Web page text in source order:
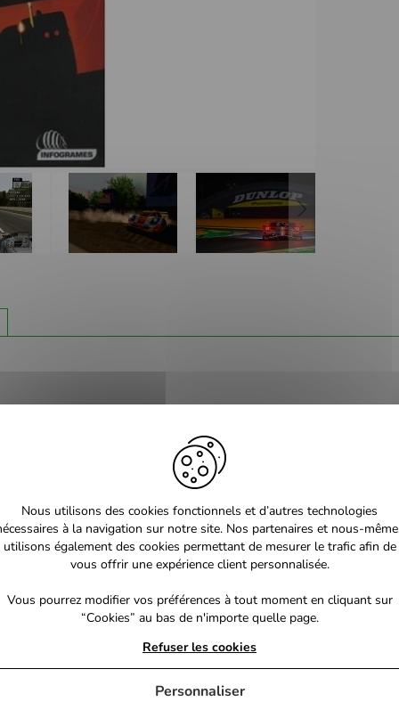
Nous utilisons des cookies fonctionnels et d’autres technologies
à la navigation sur notre site. Nos partenaires et nous-
utilisons également des cookies permettant de mesurer le trafic afin de
vous offrir une expérience client personnalisée.
Vous pourrez modifier vos préférences à tout moment en cliquant sur
“Cookies” au bas de n'importe quelle page.
Refuser les cookies
Personnaliser